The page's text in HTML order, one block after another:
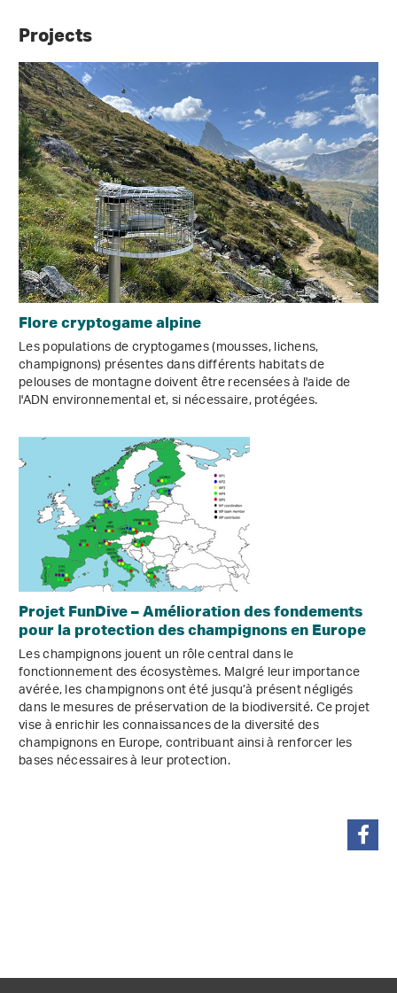
Projects
Flore cryptogame alpine
Les populations de cryptogames (mousses, lichens,
champignons) présentes dans différents habitats de
pelouses de montagne doivent être recensées à l'aide de
l'ADN environnemental et, si nécessaire, protégées.
Projet FunDive – Amélioration des fondements
pour la protection des champignons en Europe
Les champignons jouent un rôle central dans le
fonctionnement des écosystèmes. Malgré leur importance
avérée, les champignons ont été jusqu’à présent négligés
dans le mesures de préservation de la biodiversité. Ce projet
vise à enrichir les connaissances de la diversité des
champignons en Europe, contribuant ainsi à renforcer les
bases nécessaires à leur protection.